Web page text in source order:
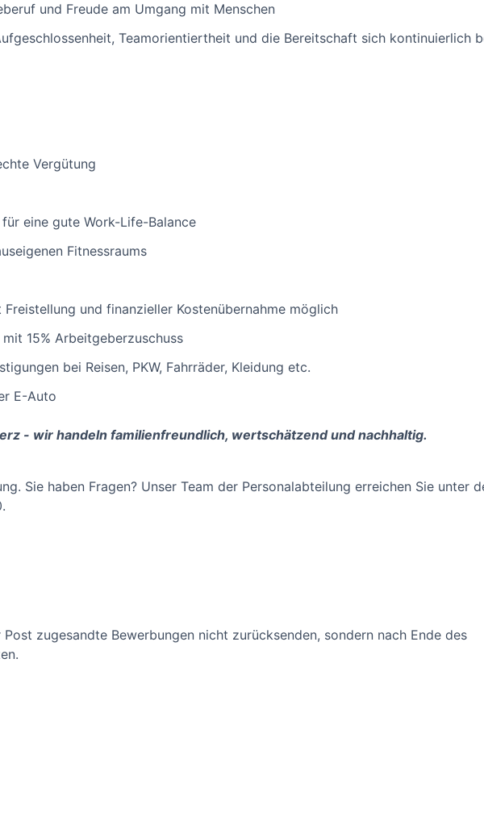
und Freude am Umgang mit Menschen
Teamorientiertheit und die Bereitschaft sich kontinuierlich
Vergütung
eine gute Work-Life-Balance
Fitnessraums
und finanzieller Kostenübernahme möglich
15% Arbeitgeberzuschuss
bei Reisen, PKW, Fahrräder, Kleidung etc.
E-Auto
- wir handeln familienfreundlich, wertschätzend und nachhaltig.
Sie haben Fragen? Unser Team der Personalabteilung erreichen Sie unter
zugesandte Bewerbungen nicht zurücksenden, sondern nach Ende des